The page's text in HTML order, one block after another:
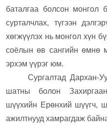
баталгаа болсон монгол
сурталчлах, түгээн
хөгжүүлэх нь монгол хүн
соёлын өв сангийн өмнө
эрхэм үүрэг юм.
Сургалтад Дархан-
шатны болон
шүүхийн Ерөнхий шүүгч,
ажилтнууд хамрагдаж